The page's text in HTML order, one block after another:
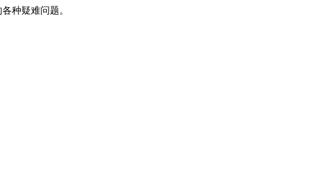
种疑难问题。